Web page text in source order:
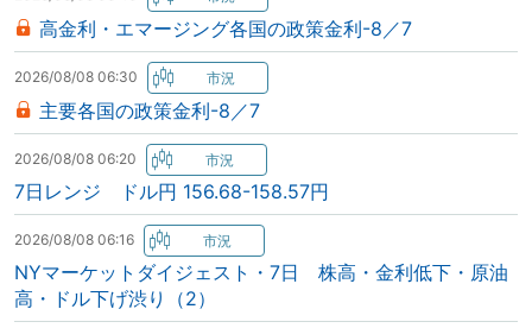
高金利・エマージング各国の政策金利-8／7
2026/08/08 06:30
主要各国の政策金利-8／7
2026/08/08 06:20
7日レンジ ドル円 156.68-158.57円
2026/08/08 06:16
NYマーケットダイジェスト・7日 株高・金利低下・原油
高・ドル下げ渋り（2）